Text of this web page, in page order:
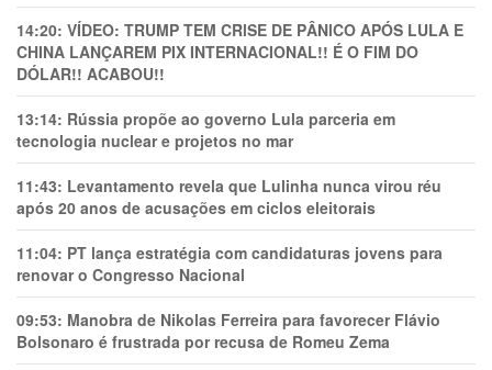
14:20: VÍDEO: TRUMP TEM CRlSE DE PÂNlCO APÓS LULA E
CHINA LANÇAREM PIX INTERNACIONAL!! É O FIM DO
DÓLAR!! ACABOU!!
13:14: Rússia propõe ao governo Lula parceria em
tecnologia nuclear e projetos no mar
11:43: Levantamento revela que Lulinha nunca virou réu
após 20 anos de acusações em ciclos eleitorais
11:04: PT lança estratégia com candidaturas jovens para
renovar o Congresso Nacional
09:53: Manobra de Nikolas Ferreira para favorecer Flávio
Bolsonaro é frustrada por recusa de Romeu Zema